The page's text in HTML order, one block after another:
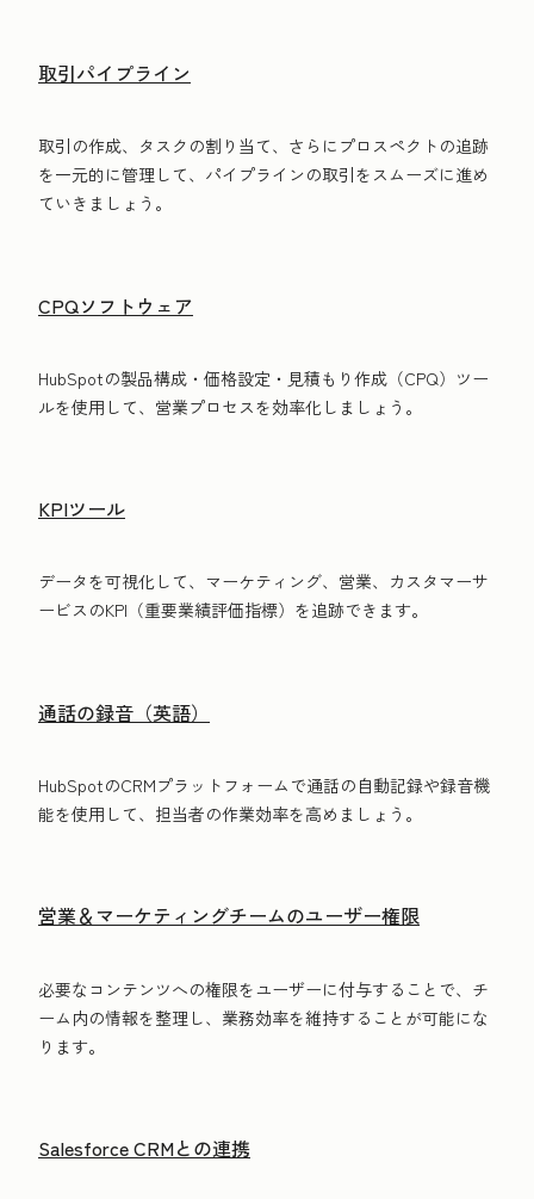
取引パイプライン
取引の作成、タスクの割り当て、さらにプロスペクトの追跡
を一元的に管理して、パイプラインの取引をスムーズに進め
ていきましょう。
CPQソフトウェア
HubSpotの製品構成・価格設定・見積もり作成（CPQ）ツー
ルを使用して、営業プロセスを効率化しましょう。
KPIツール
データを可視化して、マーケティング、営業、カスタマーサ
ービスのKPI（重要業績評価指標）を追跡できます。
通話の録音（英語）
HubSpotのCRMプラットフォームで通話の自動記録や録音機
能を使用して、担当者の作業効率を高めましょう。
営業＆マーケティングチームのユーザー権限
必要なコンテンツへの権限をユーザーに付与することで、チ
ーム内の情報を整理し、業務効率を維持することが可能にな
ります。
Salesforce CRMとの連携